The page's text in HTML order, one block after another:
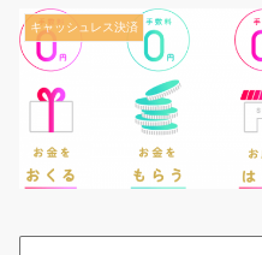
キャッシュレス決済